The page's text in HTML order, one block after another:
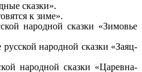
сказки».
к зиме».
народной сказки «Зимовье
народной сказки «Заяц-
народной сказки «Царевна-